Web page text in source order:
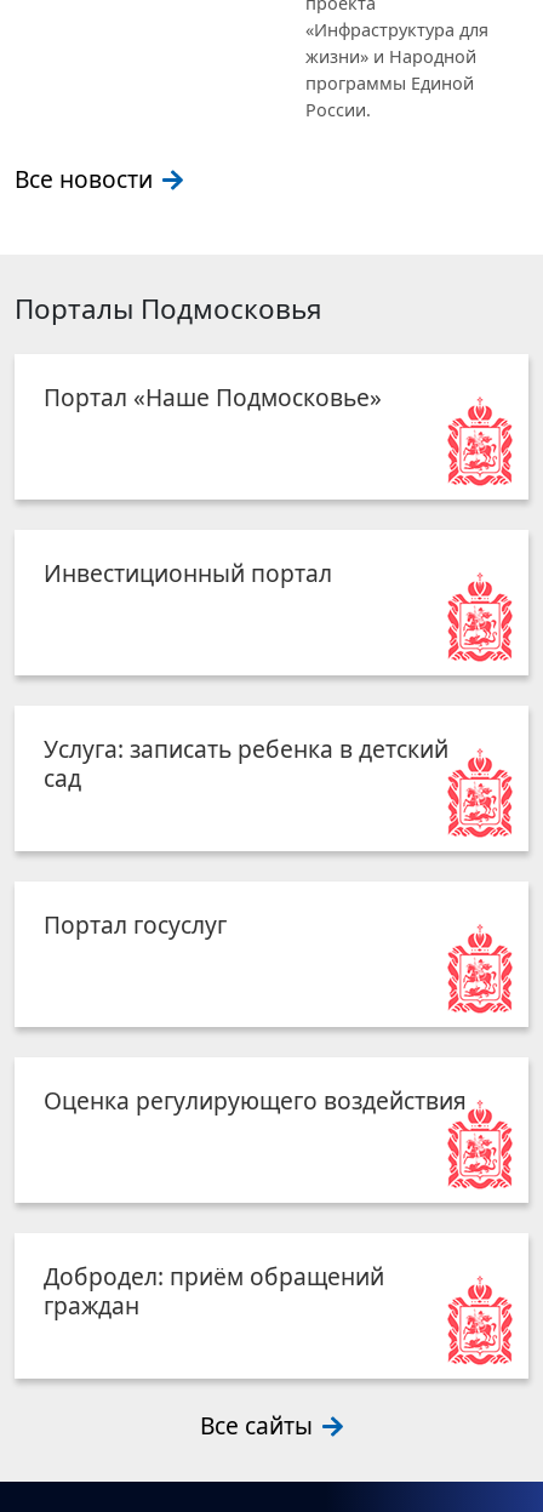
«Инфраструктура для
жизни» и Народной
программы Единой
России.
Все новости
Порталы Подмосковья
Портал «Наше Подмосковье»
Инвестиционный портал
Услуга: записать ребенка в детский
сад
Портал госуслуг
Оценка регулирующего воздействия
Добродел: приём обращений
граждан
Все сайты